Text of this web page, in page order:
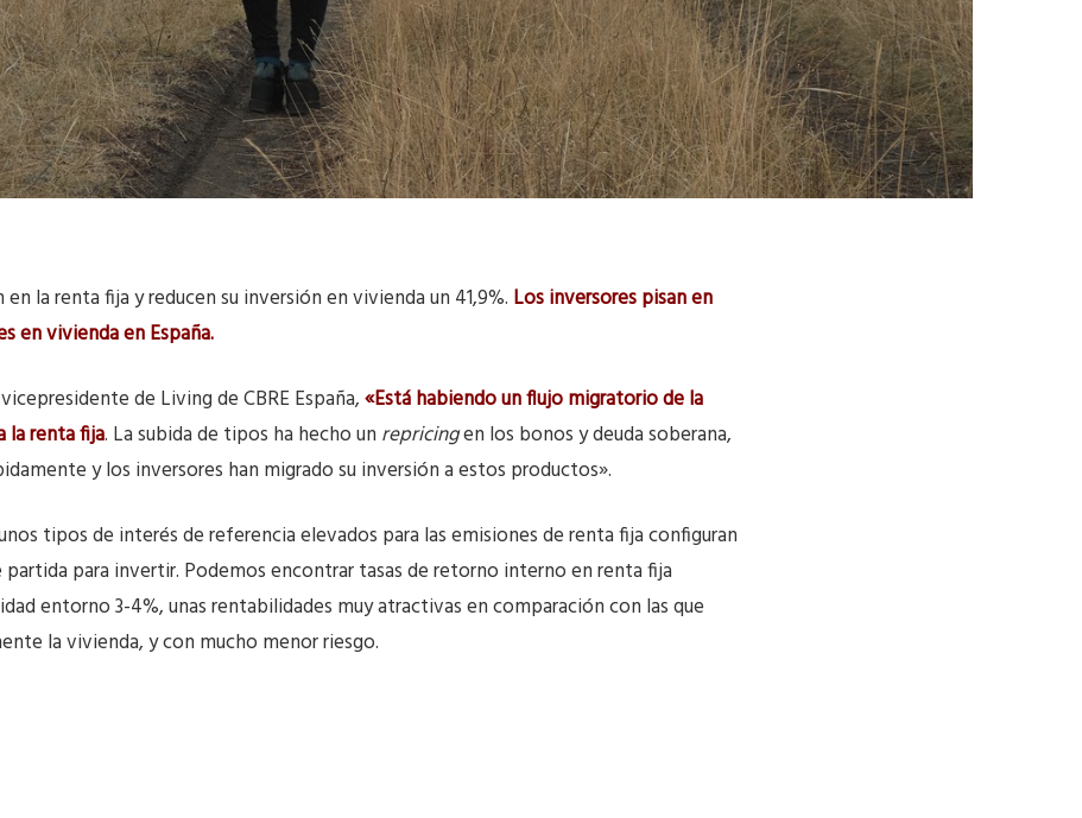
la renta fija y reducen su inversión en vivienda un 41,9%. Los inversores pisan en
en vivienda en España.
de Living de CBRE España,«Está habiendo un flujo migratorio de la
la renta fija. La subida de tipos ha hecho un repricingen los bonos y deuda soberana,
y los inversores han migrado su inversión a estos productos».
tipos de interés de referencia elevados para las emisiones de renta fija configuran
para invertir. Podemos encontrar tasas de retorno interno en renta fija
entorno 3-4%, unas rentabilidades muy atractivas en comparación con las que
la vivienda, y con mucho menor riesgo.